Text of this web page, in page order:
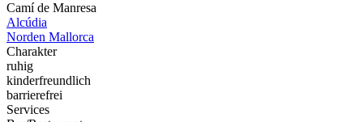
Camí de Manresa
Alcúdia
Norden Mallorca
Charakter
ruhig
kinderfreundlich
barrierefrei
Services